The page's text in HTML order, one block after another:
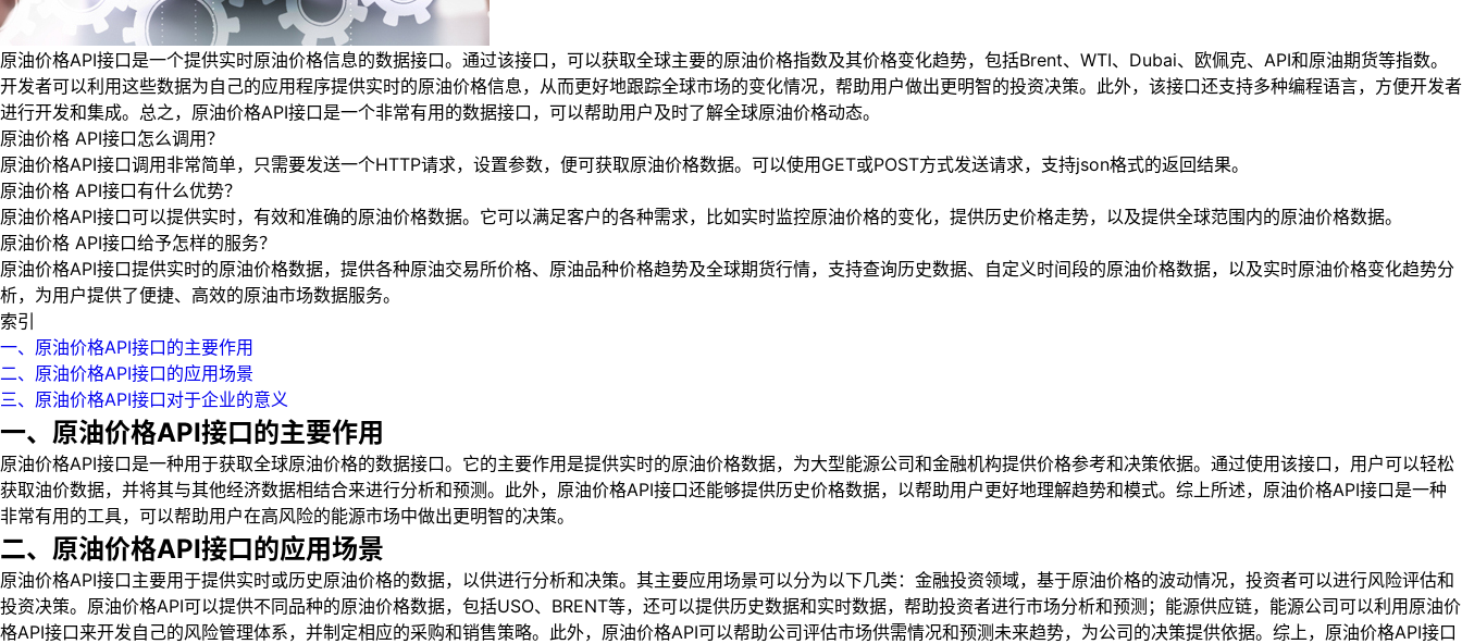
原油价格API接口是一个提供实时原油价格信息的数据接口。通过该接口，可以获取全球主要的原油价格指数及其价格变化趋势，包括Brent、WTI、Dubai、欧佩克、API和原油期货等指数。
开发者可以利用这些数据为自己的应用程序提供实时的原油价格信息，从而更好地跟踪全球市场的变化情况，帮助用户做出更明智的投资决策。此外，该接口还支持多种编程语言，方便开发者
进行开发和集成。总之，原油价格API接口是一个非常有用的数据接口，可以帮助用户及时了解全球原油价格动态。
原油价格 API接口怎么调用？
原油价格API接口调用非常简单，只需要发送一个HTTP请求，设置参数，便可获取原油价格数据。可以使用GET或POST方式发送请求，支持json格式的返回结果。
原油价格 API接口有什么优势？
原油价格API接口可以提供实时，有效和准确的原油价格数据。它可以满足客户的各种需求，比如实时监控原油价格的变化，提供历史价格走势，以及提供全球范围内的原油价格数据。
原油价格 API接口给予怎样的服务？
原油价格API接口提供实时的原油价格数据，提供各种原油交易所价格、原油品种价格趋势及全球期货行情，支持查询历史数据、自定义时间段的原油价格数据，以及实时原油价格变化趋势分
析，为用户提供了便捷、高效的原油市场数据服务。
索引
一、原油价格API接口的主要作用
二、原油价格API接口的应用场景
三、原油价格API接口对于企业的意义
一、原油价格API接口的主要作用
原油价格API接口是一种用于获取全球原油价格的数据接口。它的主要作用是提供实时的原油价格数据，为大型能源公司和金融机构提供价格参考和决策依据。通过使用该接口，用户可以轻松
获取油价数据，并将其与其他经济数据相结合来进行分析和预测。此外，原油价格API接口还能够提供历史价格数据，以帮助用户更好地理解趋势和模式。综上所述，原油价格API接口是一种
非常有用的工具，可以帮助用户在高风险的能源市场中做出更明智的决策。
二、原油价格API接口的应用场景
原油价格API接口主要用于提供实时或历史原油价格的数据，以供进行分析和决策。其主要应用场景可以分为以下几类：金融投资领域，基于原油价格的波动情况，投资者可以进行风险评估和
投资决策。原油价格API可以提供不同品种的原油价格数据，包括USO、BRENT等，还可以提供历史数据和实时数据，帮助投资者进行市场分析和预测；能源供应链，能源公司可以利用原油价
格API接口来开发自己的风险管理体系，并制定相应的采购和销售策略。此外，原油价格API可以帮助公司评估市场供需情况和预测未来趋势，为公司的决策提供依据。综上，原油价格API接口